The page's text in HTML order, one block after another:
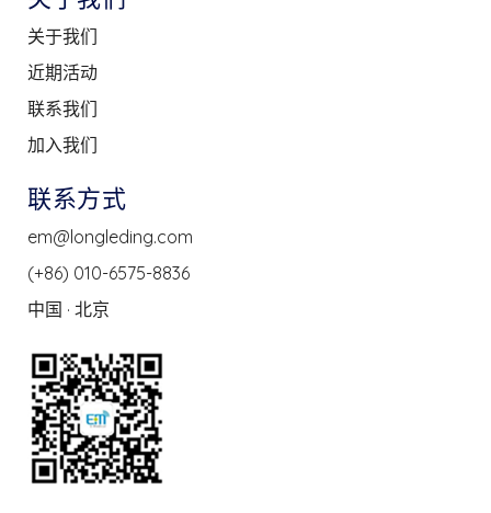
关于我们
近期活动
联系我们
加入我们
联系方式
em@longleding.com
(+86) 010-6575-8836
中国 · 北京